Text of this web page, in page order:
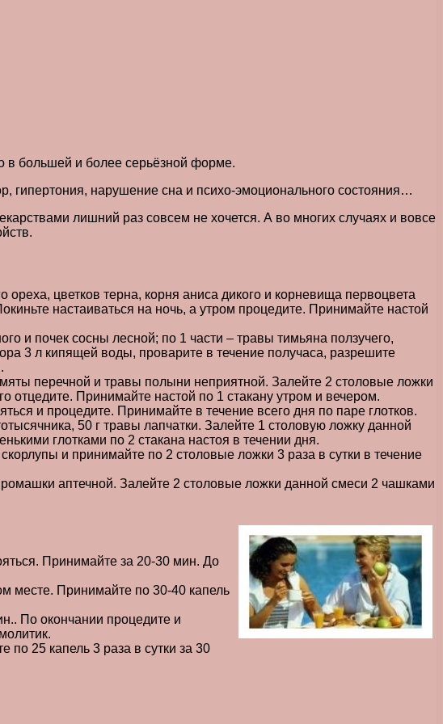
в большей и более серьёзной форме.
гипертония, нарушение сна и психо-эмоционального состояния…
лишний раз совсем не хочется. А во многих случаях и вовсе
цветков терна, корня аниса дикого и корневища первоцвета
настаиваться на ночь, а утром процедите. Принимайте настой
и почек сосны лесной; по 1 части – травы тимьяна ползучего,
3 л кипящей воды, проварите в течение получаса, разрешите
перечной и травы полыни неприятной. Залейте 2 столовые ложки
отцедите. Принимайте настой по 1 стакану утром и вечером.
и процедите. Принимайте в течение всего дня по паре глотков.
50 г травы лапчатки. Залейте 1 столовую ложку данной
глотками по 2 стакана настоя в течении дня.
и принимайте по 2 столовые ложки 3 раза в сутки в течение
аптечной. Залейте 2 столовые ложки данной смеси 2 чашками
Принимайте за 20-30 мин. До
месте. Принимайте по 30-40 капель
По окончании процедите и
по 25 капель 3 раза в сутки за 30